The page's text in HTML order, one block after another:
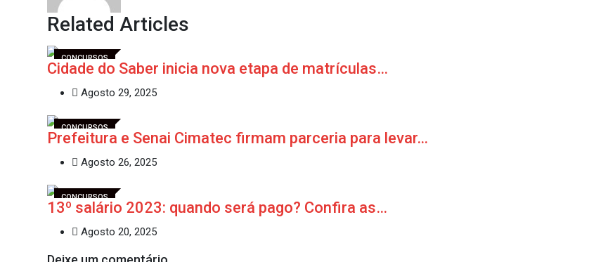
Related Articles
CONCURSOS
Cidade do Saber inicia nova etapa de matrículas…
Agosto 29, 2025
CONCURSOS
Prefeitura e Senai Cimatec firmam parceria para levar…
Agosto 26, 2025
CONCURSOS
13º salário 2023: quando será pago? Confira as…
Agosto 20, 2025